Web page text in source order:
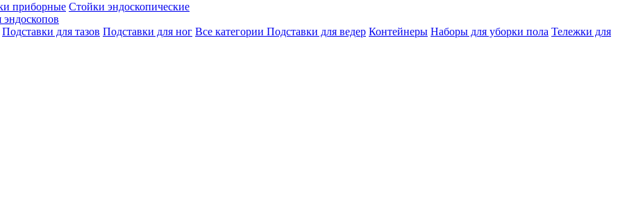
приборные Стойки эндоскопические
Подставки для тазов Подставки для ног Все категории Подставки для ведер Контейнеры Наборы для уборки пола Тележки для